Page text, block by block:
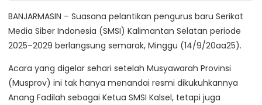
BANJARMASIN – Suasana pelantikan pengurus baru Serikat
Media Siber Indonesia (SMSI) Kalimantan Selatan periode
2025–2029 berlangsung semarak, Minggu (14/9/20aa25).
Acara yang digelar sehari setelah Musyawarah Provinsi
(Musprov) ini tak hanya menandai resmi dikukuhkannya
Anang Fadilah sebagai Ketua SMSI Kalsel, tetapi juga